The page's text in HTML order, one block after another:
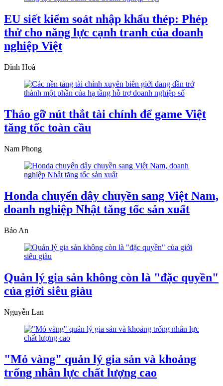
EU siết kiểm soát nhập khẩu thép: Phép
thử cho năng lực cạnh tranh của doanh
nghiệp Việt
Đình Hoà
Tháo gỡ nút thắt tài chính để game Việt
tăng tốc toàn cầu
Nam Phong
Honda chuyển dây chuyền sang Việt Nam,
doanh nghiệp Nhật tăng tốc sản xuất
Bảo An
Quản lý gia sản không còn là "đặc quyền"
của giới siêu giàu
Nguyễn Lan
"Mỏ vàng" quản lý gia sản và khoảng
trống nhân lực chất lượng cao